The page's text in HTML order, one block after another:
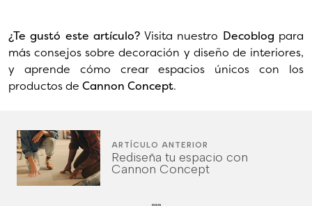
¿Te gustó este artículo?Visita nuestro Decoblog para
más consejos sobre decoración y diseño de interiores,
y aprende cómo crear espacios únicos con los
productos de Cannon Concept.
ARTÍCULO ANTERIOR
Rediseña tu espacio con
Cannon Concept